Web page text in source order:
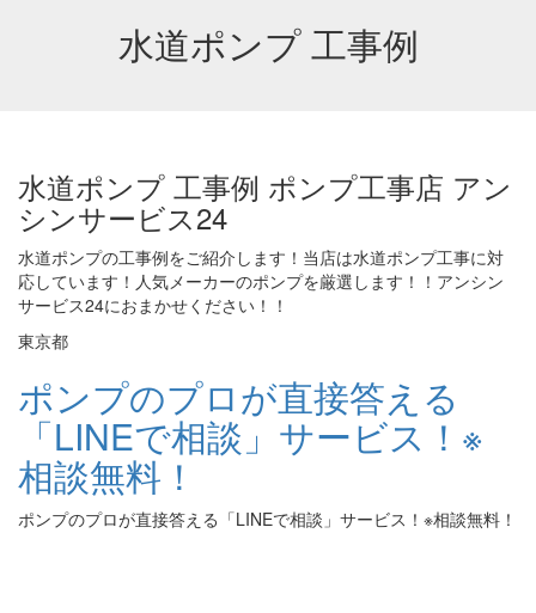
水道ポンプ 工事例
水道ポンプ 工事例 ポンプ工事店 アン
シンサービス24
水道ポンプの工事例をご紹介します！当店は水道ポンプ工事に対
応しています！人気メーカーのポンプを厳選します！！アンシン
サービス24におまかせください！！
東京都
ポンプのプロが直接答える
「LINEで相談」サービス！※
相談無料！
ポンプのプロが直接答える「LINEで相談」サービス！※相談無料！